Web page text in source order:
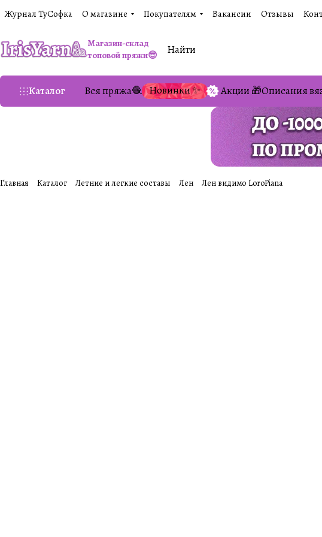
Журнал ТуСофка О магазине Покупателям Вакансии Отзывы
Магазин-склад
топовой пряжи😎
Каталог Вся пряжа🧶 Новинки ✨ Акции 🎁Описания
Главная Каталог Летние и легкие составы Лен Лен видимо LoroPiana